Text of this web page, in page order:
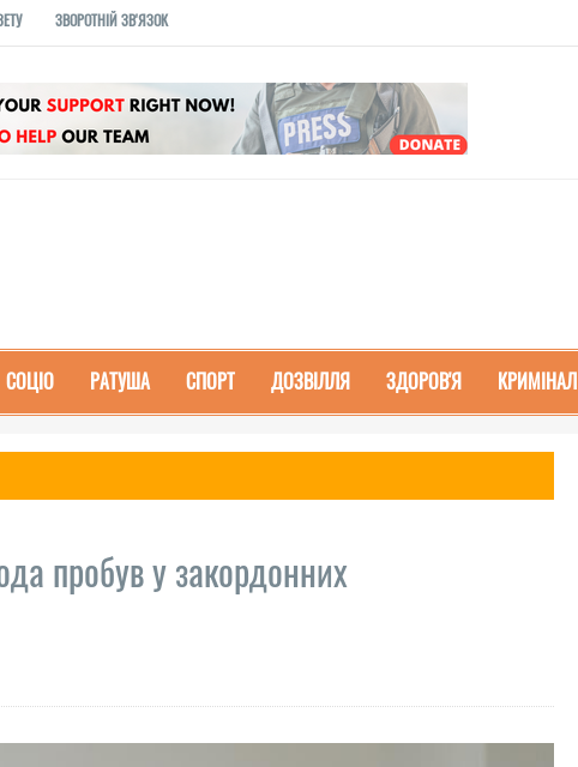
ЗВОРОТНІЙ ЗВ'ЯЗОК
СОЦІО РАТУША СПОРТ ДОЗВІЛЛЯ ЗДОРОВ'Я КРИМІНАЛ
пробув у закордонних